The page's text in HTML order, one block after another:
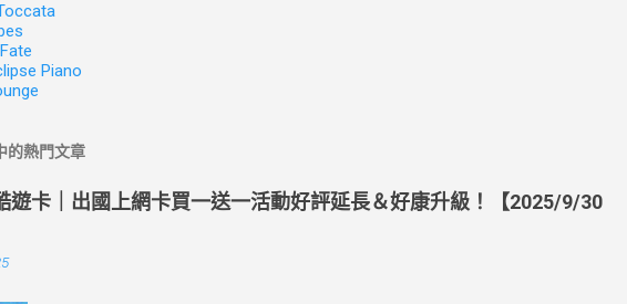
Piano
的熱門文章
遊卡｜出國上網卡買一送一活動好評延長＆好康升級！【2025/9/30